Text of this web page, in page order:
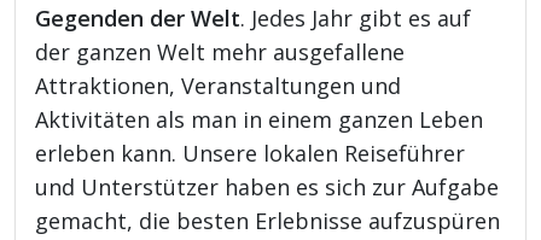
Gegenden der Welt. Jedes Jahr gibt es auf
der ganzen Welt mehr ausgefallene
Attraktionen, Veranstaltungen und
Aktivitäten als man in einem ganzen Leben
erleben kann. Unsere lokalen Reiseführer
und Unterstützer haben es sich zur Aufgabe
gemacht, die besten Erlebnisse aufzuspüren